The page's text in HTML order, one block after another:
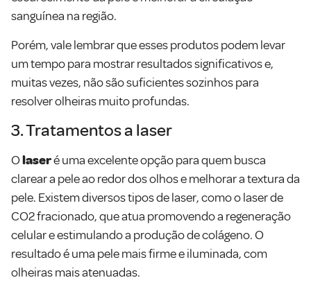
sanguínea na região.
Porém, vale lembrar que esses produtos podem levar
um tempo para mostrar resultados significativos e,
muitas vezes, não são suficientes sozinhos para
resolver olheiras muito profundas.
3. Tratamentos a laser
Olaseré uma excelente opção para quem busca
clarear a pele ao redor dos olhos e melhorar a textura da
pele. Existem diversos tipos de laser, como o laser de
CO2 fracionado, que atua promovendo a regeneração
celular e estimulando a produção de colágeno. O
resultado é uma pele mais firme e iluminada, com
olheiras mais atenuadas.